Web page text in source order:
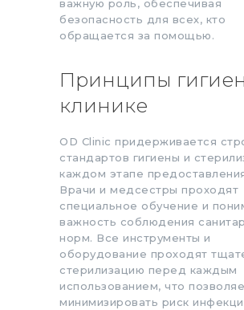
важную роль, обеспечивая
безопасность для всех, кто
обращается за помощью.
Принципы
клинике
OD Clinic придерживается
стандартов гигиены и
каждом этапе
Врачи и медсестры проходят
специальное обучение и
важность соблюдения
норм. Все инструменты и
оборудование проходят
стерилизацию перед каждым
использованием, что
минимизировать риск